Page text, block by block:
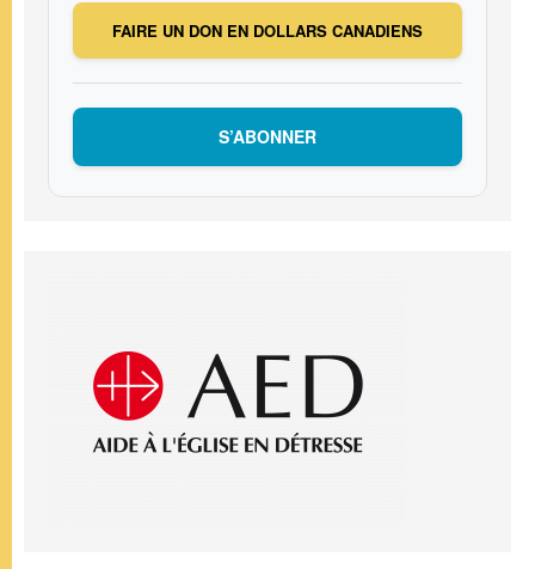
FAIRE UN DON EN DOLLARS CANADIENS
S’ABONNER